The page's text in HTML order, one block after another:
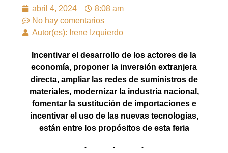
abril 4, 2024
8:08 am
No hay comentarios
Autor(es): Irene Izquierdo
Incentivar el desarrollo de los actores de la
economía, proponer la inversión extranjera
directa, ampliar las redes de suministros de
materiales, modernizar la industria nacional,
fomentar la sustitución de importaciones e
incentivar el uso de las nuevas tecnologías,
están entre los propósitos de esta feria